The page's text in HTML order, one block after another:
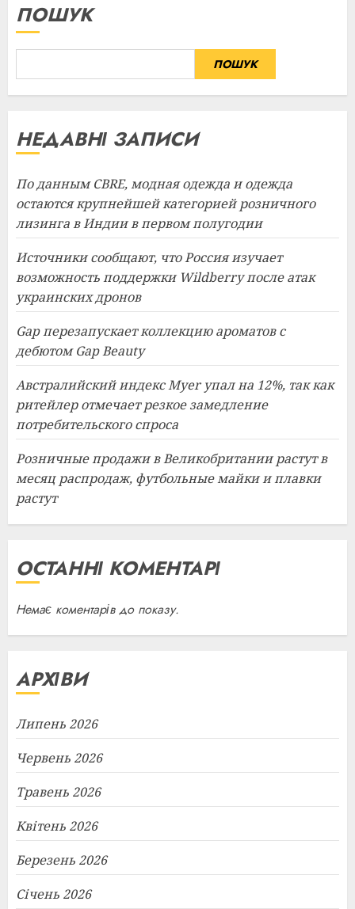
ПОШУК
ПОШУК
НЕДАВНІ ЗАПИСИ
По данным CBRE, модная одежда и одежда
остаются крупнейшей категорией розничного
лизинга в Индии в первом полугодии
Источники сообщают, что Россия изучает
возможность поддержки Wildberry после атак
украинских дронов
Gap перезапускает коллекцию ароматов с
дебютом Gap Beauty
Австралийский индекс Myer упал на 12%, так как
ритейлер отмечает резкое замедление
потребительского спроса
Розничные продажи в Великобритании растут в
месяц распродаж, футбольные майки и плавки
растут
ОСТАННІ КОМЕНТАРІ
Немає коментарів до показу.
АРХІВИ
Липень 2026
Червень 2026
Травень 2026
Квітень 2026
Березень 2026
Січень 2026